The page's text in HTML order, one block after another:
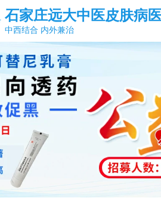
石家庄远大中医皮肤病
中西结合 内外兼治